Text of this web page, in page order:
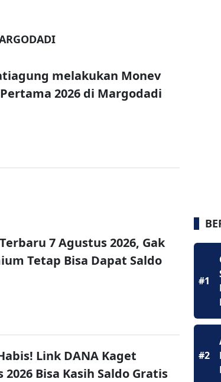
melakukan Monev
2026 di Margodadi
7 Agustus 2026, Gak
Tetap Bisa Dapat Saldo
Link DANA Kaget
Bisa Kasih Saldo Gratis
#1
#2